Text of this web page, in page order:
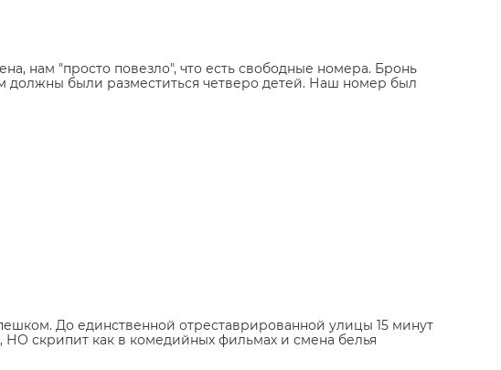
нам "просто повезло", что есть свободные номера. Бронь
должны были разместиться четверо детей. Наш номер был
До единственной отреставрированной улицы 15 минут
НО скрипит как в комедийных фильмах и смена белья